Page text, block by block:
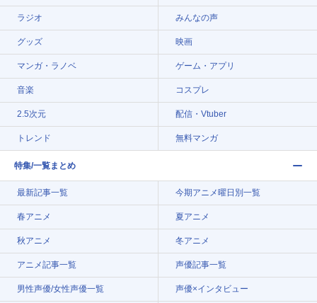
ラジオ みんなの声
グッズ 映画
マンガ・ラノベ ゲーム・アプリ
音楽 コスプレ
2.5次元 配信・Vtuber
トレンド 無料マンガ
特集/一覧まとめ
最新記事一覧 今期アニメ曜日別一覧
春アニメ 夏アニメ
秋アニメ 冬アニメ
アニメ記事一覧 声優記事一覧
男性声優/女性声優一覧 声優×インタビュー